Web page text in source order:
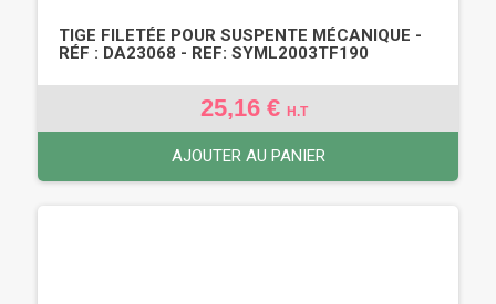
TIGE FILETÉE POUR SUSPENTE MÉCANIQUE -
RÉF : DA23068 - REF: SYML2003TF190
25,16 € H.T
AJOUTER AU PANIER